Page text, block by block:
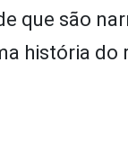
que são
história do